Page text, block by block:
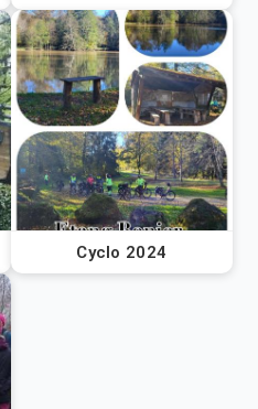
Cyclo 2024